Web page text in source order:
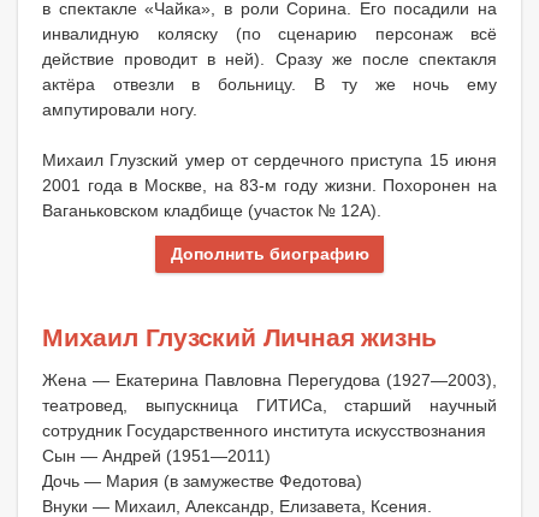
в спектакле «Чайка», в роли Сорина. Его посадили на
инвалидную коляску (по сценарию персонаж всё
действие проводит в ней). Сразу же после спектакля
актёра отвезли в больницу. В ту же ночь ему
ампутировали ногу.
Михаил Глузский умер от сердечного приступа 15 июня
2001 года в Москве, на 83-м году жизни. Похоронен на
Ваганьковском кладбище (участок № 12А).
Дополнить биографию
Михаил Глузский Личная жизнь
Жена — Екатерина Павловна Перегудова (1927—2003),
театровед, выпускница ГИТИСа, старший научный
сотрудник Государственного института искусствознания
Сын — Андрей (1951—2011)
Дочь — Мария (в замужестве Федотова)
Внуки — Михаил, Александр, Елизавета, Ксения.